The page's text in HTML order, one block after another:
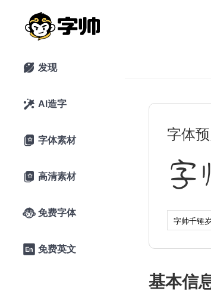
 发现
 AI造字
 字体素材
 高清素材
 免费字体
 免费英文
字体
基本信